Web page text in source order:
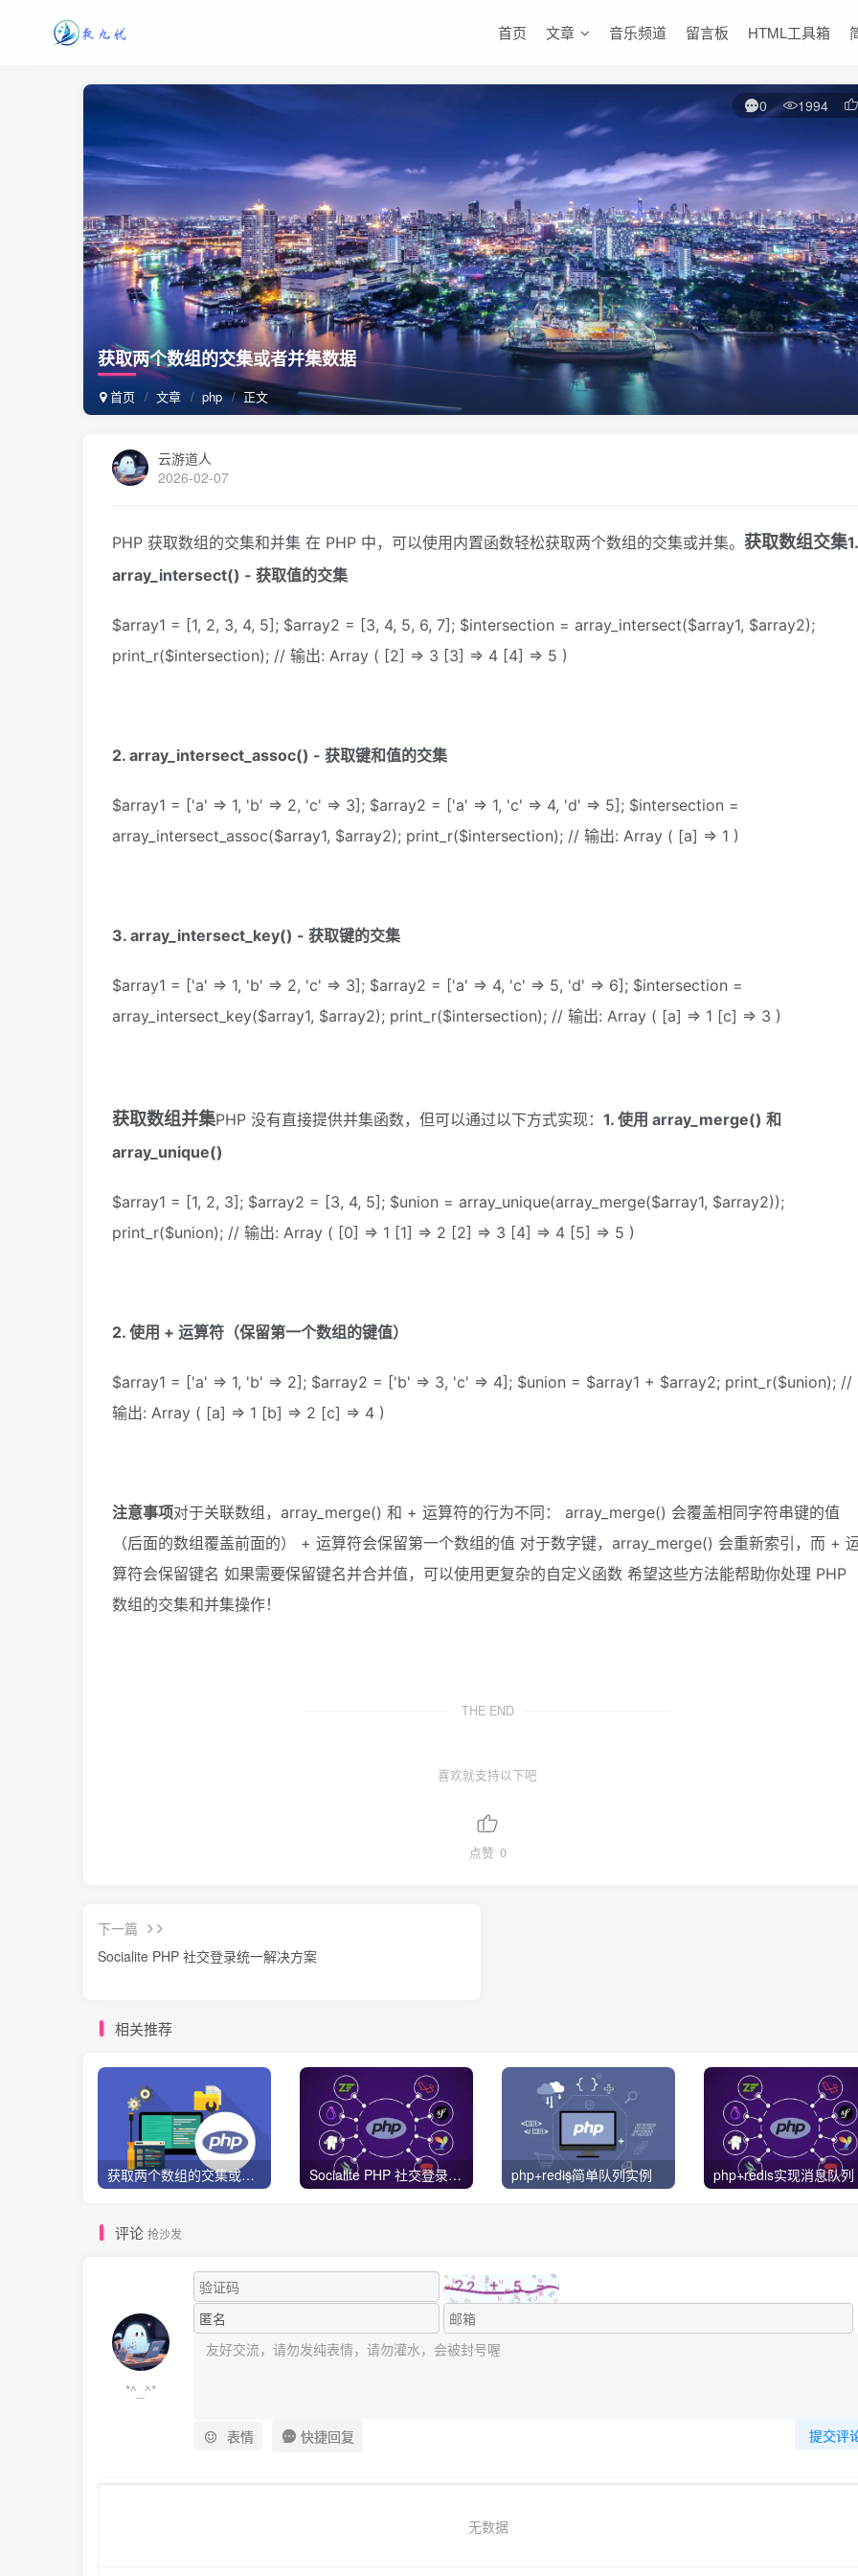
首页 文章 音乐频道 留言板 HTML工具箱
获取两个数组的交集或者并集数据
首页 文章 php 正文
0 1994
云游道人
2026-02-07
PHP 获取数组的交集和并集 在 PHP 中，可以使用内置函数轻松获取两个数组的交集或并集。 获取数组交集1.
array_intersect() - 获取值的交集
$array1 = [1, 2, 3, 4, 5]; $array2 = [3, 4, 5, 6, 7]; $intersection = array_intersect($array1, $array2);
print_r($intersection); // 输出: Array ( [2] => 3 [3] => 4 [4] => 5 )
2. array_intersect_assoc() - 获取键和值的交集
$array1 = ['a' => 1, 'b' => 2, 'c' => 3]; $array2 = ['a' => 1, 'c' => 4, 'd' => 5]; $intersection =
array_intersect_assoc($array1, $array2); print_r($intersection); // 输出: Array ( [a] => 1 )
3. array_intersect_key() - 获取键的交集
$array1 = ['a' => 1, 'b' => 2, 'c' => 3]; $array2 = ['a' => 4, 'c' => 5, 'd' => 6]; $intersection =
array_intersect_key($array1, $array2); print_r($intersection); // 输出: Array ( [a] => 1 [c] => 3 )
获取数组并集PHP 没有直接提供并集函数，但可以通过以下方式实现： 1. 使用 array_merge() 和
array_unique()
$array1 = [1, 2, 3]; $array2 = [3, 4, 5]; $union = array_unique(array_merge($array1, $array2));
print_r($union); // 输出: Array ( [0] => 1 [1] => 2 [2] => 3 [4] => 4 [5] => 5 )
2. 使用 + 运算符（保留第一个数组的键值）
$array1 = ['a' => 1, 'b' => 2]; $array2 = ['b' => 3, 'c' => 4]; $union = $array1 + $array2; print_r($union); //
输出: Array ( [a] => 1 [b] => 2 [c] => 4 )
注意事项对于关联数组，array_merge() 和 + 运算符的行为不同： array_merge() 会覆盖相同字符串键的值
（后面的数组覆盖前面的） + 运算符会保留第一个数组的值 对于数字键，array_merge() 会重新索引，而 +
算符会保留键名 如果需要保留键名并合并值，可以使用更复杂的自定义函数 希望这些方法能帮助你处理 PHP
数组的交集和并集操作！
THE END
喜欢就支持以下吧
点赞 0
下一篇
Socialite PHP 社交登录统一解决方案
相关推荐
获取两个数组的交集或者并集数据 Socialite PHP 社交登录统一解决方案 php+redis简单队列实例 php+redis实现消息队列
评论 抢沙发
*^_^*
提交评
表情 快捷回复
无数据